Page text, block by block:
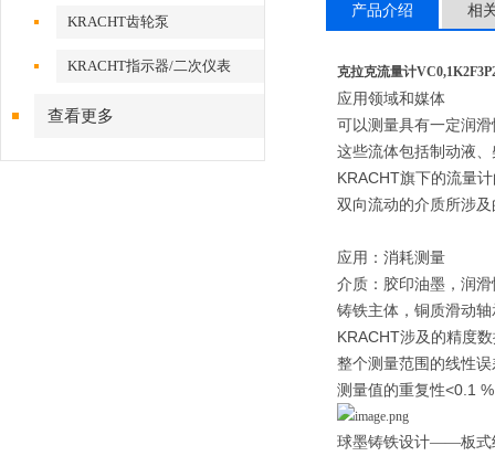
KRACHT齿轮泵
KRACHT指示器/二次仪表
查看更多
产品介绍 相
克拉克流量计
应用领域和媒体
可以测量具有一定润
这些流体包括制动液
KRACHT旗下的流量
双向流动的介质所涉
应用：消耗测量
介质：胶印油墨，润
铸铁主体，铜质滑动
KRACHT涉及的精度
整个测量范围的线性
测量值的重复性<0.1 %
球墨铸铁设计——板式